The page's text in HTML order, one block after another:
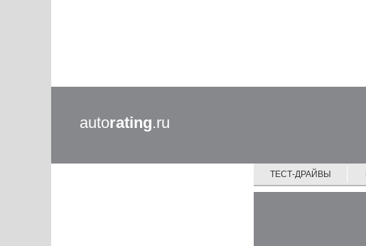
autorating.ru
ТЕСТ-ДРАЙВЫ